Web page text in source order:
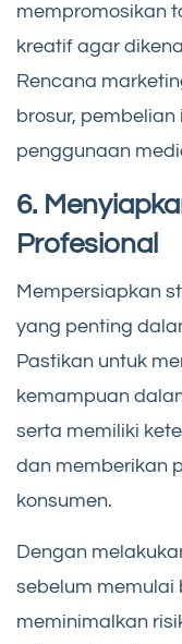
mempromosikan
kreatif agar
Rencana
brosur,
penggunaan
6.
Profesional
Mempersiapkan
yang penting
Pastikan untuk
kemampuan
serta memiliki
dan memberikan
konsumen.
Dengan
sebelum memulai
meminimalkan